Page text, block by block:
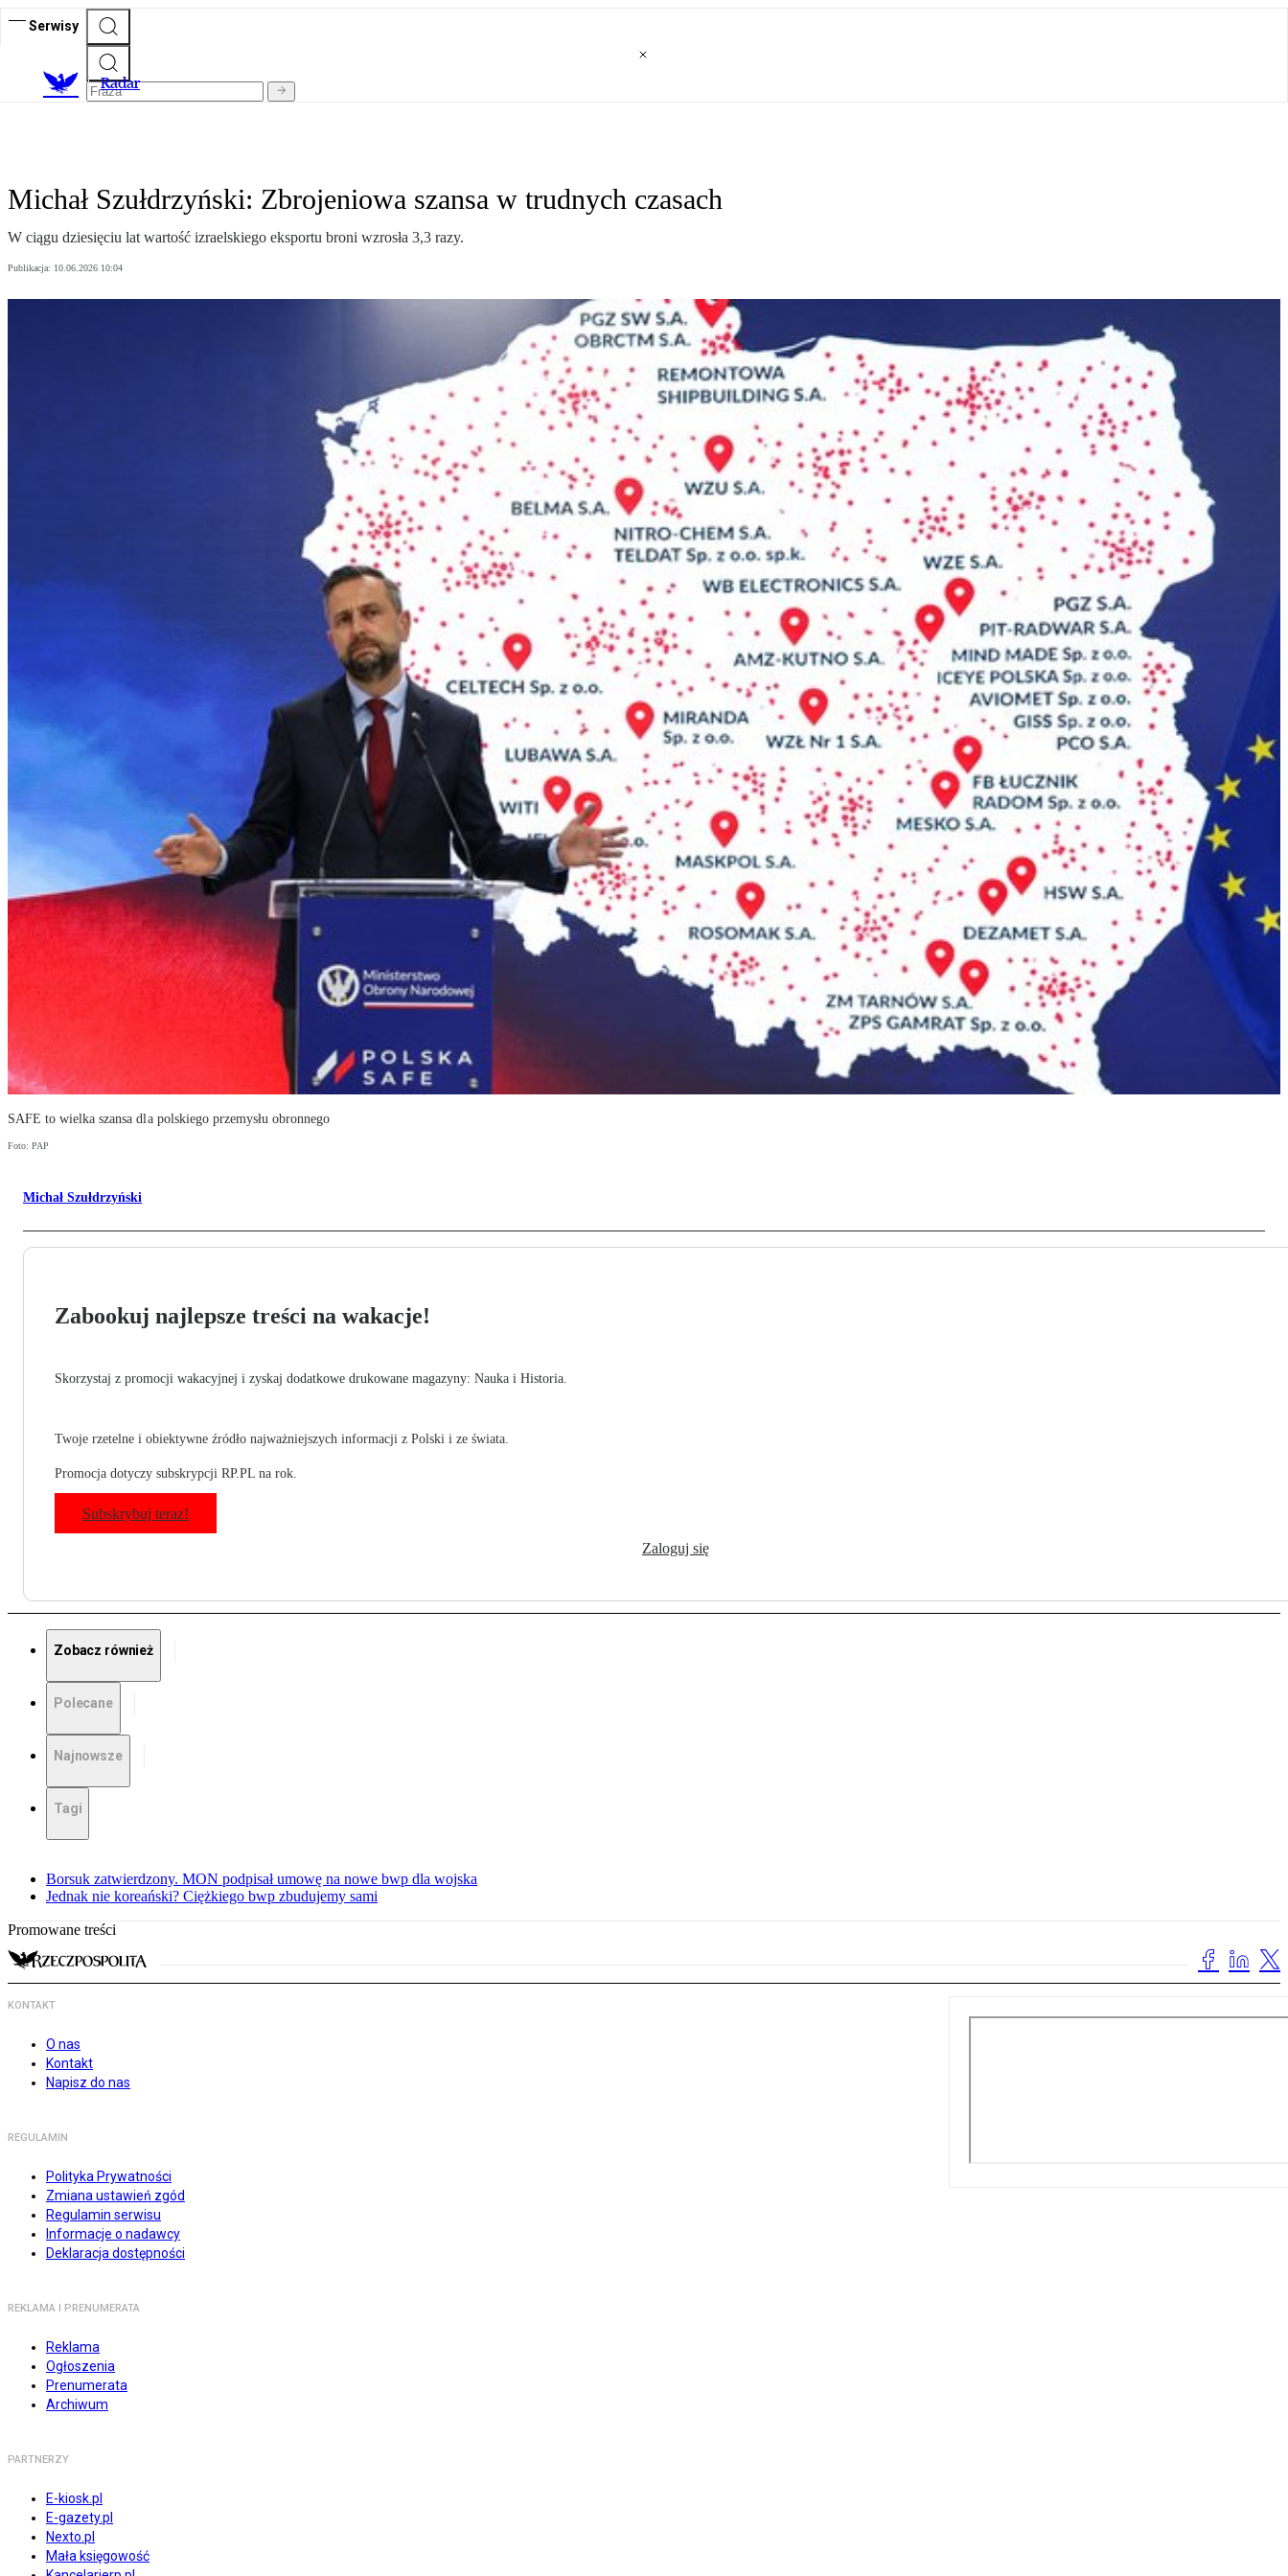
Serwisy
Radar
Michał Szułdrzyński: Zbrojeniowa szansa w trudnych czasach
W ciągu dziesięciu lat wartość izraelskiego eksportu broni wzrosła 3,3 razy.
Publikacja: 10.06.2026 10:04
SAFE to wielka szansa dla polskiego przemysłu obronnego
Foto: PAP
Michał Szułdrzyński
Zabookuj najlepsze treści na wakacje!
Skorzystaj z promocji wakacyjnej i zyskaj dodatkowe drukowane magazyny: Nauka i Historia.
Twoje rzetelne i obiektywne źródło najważniejszych informacji z Polski i ze świata.
Promocja dotyczy subskrypcji RP.PL na rok.
Subskrybuj teraz!
Zaloguj się
Zobacz również
Polecane
Najnowsze
Tagi
Borsuk zatwierdzony. MON podpisał umowę na nowe bwp dla wojska
Jednak nie koreański? Ciężkiego bwp zbudujemy sami
Promowane treści
KONTAKT
O nas
Kontakt
Napisz do nas
REGULAMIN
Polityka Prywatności
Zmiana ustawień zgód
Regulamin serwisu
Informacje o nadawcy
Deklaracja dostępności
REKLAMA I PRENUMERATA
Reklama
Ogłoszenia
Prenumerata
Archiwum
PARTNERZY
E-kiosk.pl
E-gazety.pl
Nexto.pl
Mała księgowość